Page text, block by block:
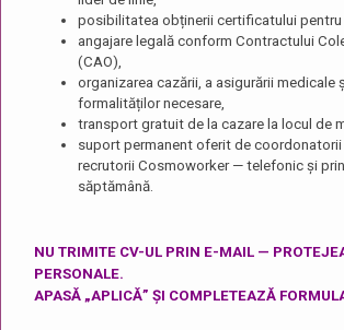
posibilitatea obținerii certificatului pentru
angajare legală conform Contractului
(CAO),
organizarea cazării, a asigurării medicale
formalităților necesare,
transport gratuit de la cazare la locul de
suport permanent oferit de
recrutorii Cosmoworker — telefonic și
săptămână.
NU TRIMITE CV-UL PRIN E-MAIL —
PERSONALE.
APASĂ „APLICĂ” ȘI COMPLETEAZĂ